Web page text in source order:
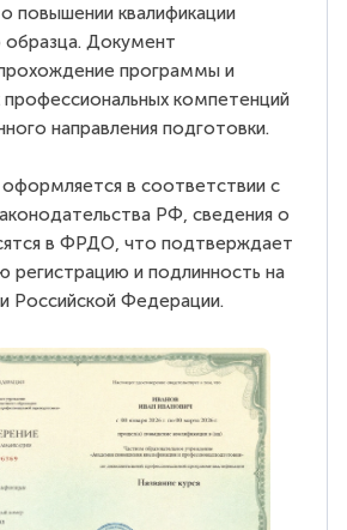
повышении квалификации
образца. Документ
программы и
компетенций
направления подготовки.
в соответствии с
РФ, сведения о
в ФРДО, что подтверждает
регистрацию и подлинность на
Российской Федерации.